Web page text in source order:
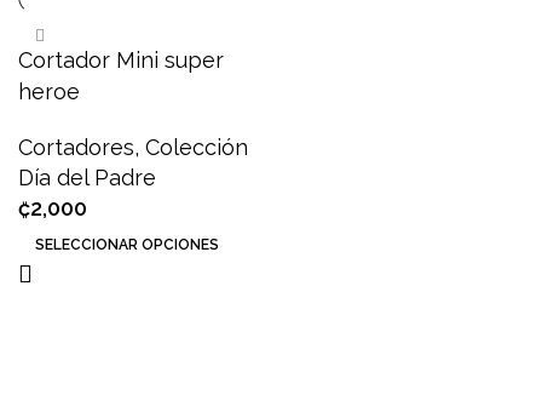
Cortador Mini super
heroe
Cortadores, Colección
Día del Padre
₡2,000
SELECCIONAR OPCIONES